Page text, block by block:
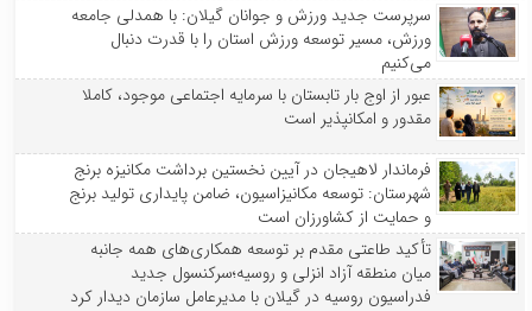
سرپرست جدید ورزش و جوانان گیلان: با همدلی جامعه
ورزش، مسیر توسعه ورزش استان را با قدرت دنبال
می‌کنیم
عبور از اوج بار تابستان با سرمایه اجتماعی موجود، کاملا
مقدور و امکانپذیر است
فرماندار لاهیجان در آیین نخستین برداشت مکانیزه برنج
شهرستان: توسعه مکانیزاسیون، ضامن پایداری تولید برنج
و حمایت از کشاورزان است
تأکید طاعتی مقدم بر توسعه همکاری‌های همه جانبه
میان منطقه آزاد انزلی و روسیه؛سرکنسول جدید
فدراسیون روسیه در گیلان با مدیرعامل سازمان دیدار کرد